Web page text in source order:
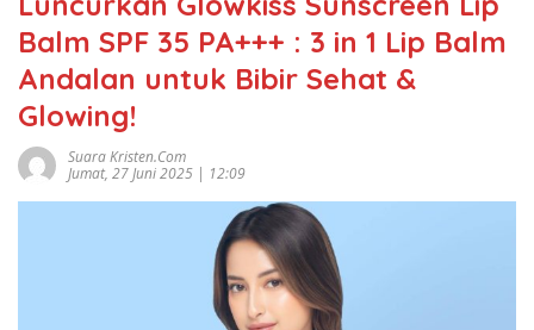
Balm SPF 35 PA+++ : 3 in 1 Lip Balm
Andalan untuk Bibir Sehat &
Glowing!
Suara Kristen.com
Jumat, 27 Juni 2025 | 12:09